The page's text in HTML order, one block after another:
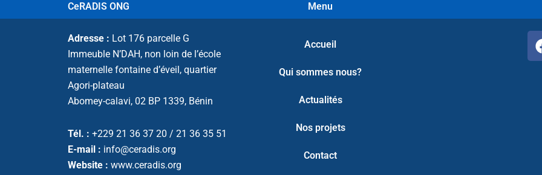
CeRADIS ONG Menu
Adresse : Lot 176 parcelle G
Immeuble N’DAH, non loin de l’école
maternelle fontaine d’éveil, quartier
Agori-plateau
Abomey-calavi, 02 BP 1339, Bénin
Tél. : +229 21 36 37 20 / 21 36 35 51
E-mail : info@ceradis.org
Website : www.ceradis.org
Accueil
Qui sommes nous?
Actualités
Nos projets
Contact